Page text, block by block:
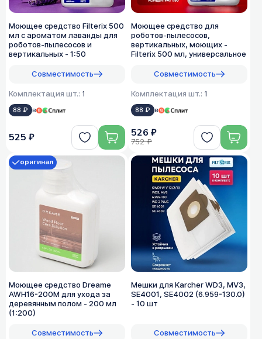
Моющее средство Filterix 500
мл с ароматом лаванды для
роботов-пылесосов и
вертикальных - 1:50
Совместимость
Комплектация шт.: 1
88 ₽ в
525 ₽
Моющее средство для
роботов-пылесосов,
вертикальных, моющих -
Filterix 500 мл, универсальное
Совместимость
Комплектация шт.: 1
88 ₽ в
526 ₽
752 ₽
Моющее средство Dreame
AWH16-200M для ухода за
деревянным полом - 200 мл
(1:200)
Совместимость
оригинал
Мешки для Karcher WD3, MV3,
SE4001, SE4002 (6.959-130.0)
- 10 шт
Совместимость